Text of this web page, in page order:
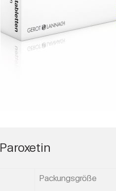
Paroxetin
Packungsgröße